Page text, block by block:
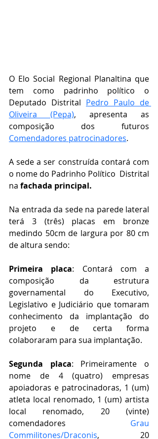
O Elo Social Regional Planaltina que
tem como padrinho político o
Deputado Distrital Pedro Paulo de
Oliveira (Pepa), apresenta as
Comendadores patrocinadores.
A sede a ser construída contará com
o nome do Padrinho Político  Distrital
na fachada principal.
Na entrada da sede na parede lateral
terá 3 (três) placas em bronze
medindo 50cm de largura por 80 cm
de altura sendo:
Primeira placa: Contará com a
composição da estrutura
governamental do Executivo,
Legislativo e Judiciário que tomaram
conhecimento da implantação do
projeto e de certa forma
colaboraram para sua implantação.
Segunda placa: Primeiramente o
nome de 4 (quatro) empresas
apoiadoras e patrocinadoras, 1 (um)
atleta local renomado, 1 (um) artista
local renomado, 20 (vinte)
comendadores Grau
Commilitones/Draconis, 20